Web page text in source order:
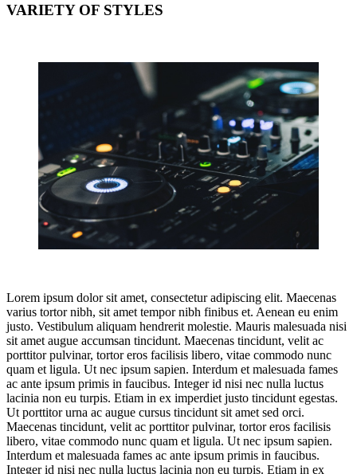
VARIETY OF STYLES
Lorem ipsum dolor sit amet, consectetur adipiscing elit. Maecenas
varius tortor nibh, sit amet tempor nibh finibus et. Aenean eu enim
justo. Vestibulum aliquam hendrerit molestie. Mauris malesuada nisi
sit amet augue accumsan tincidunt. Maecenas tincidunt, velit ac
porttitor pulvinar, tortor eros facilisis libero, vitae commodo nunc
quam et ligula. Ut nec ipsum sapien. Interdum et malesuada fames
ac ante ipsum primis in faucibus. Integer id nisi nec nulla luctus
lacinia non eu turpis. Etiam in ex imperdiet justo tincidunt egestas.
Ut porttitor urna ac augue cursus tincidunt sit amet sed orci.
Maecenas tincidunt, velit ac porttitor pulvinar, tortor eros facilisis
libero, vitae commodo nunc quam et ligula. Ut nec ipsum sapien.
Interdum et malesuada fames ac ante ipsum primis in faucibus.
Integer id nisi nec nulla luctus lacinia non eu turpis. Etiam in ex